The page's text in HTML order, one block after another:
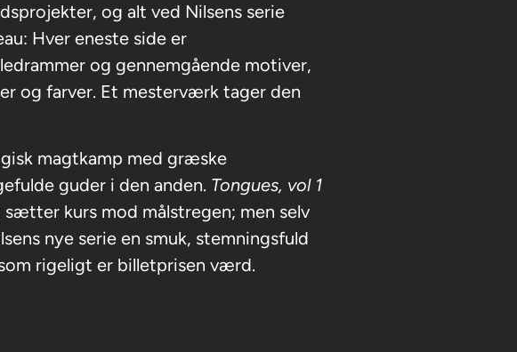
og alt ved Nilsens serie
Hver eneste side er
og gennemgående motiver,
og farver. Et mesterværk tager den
magtkamp med græske
guder i den anden. Tongues, vol 1
kurs mod målstregen; men selv
nye serie en smuk, stemningsfuld
rigeligt er billetprisen værd.